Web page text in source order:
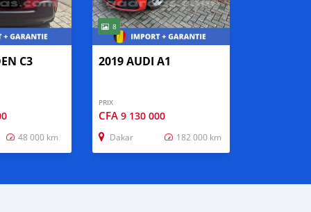
C3
48 000 km
8
2019 AUDI A1
PRIX
CFA 9 130 000
Dakar 182 000 km